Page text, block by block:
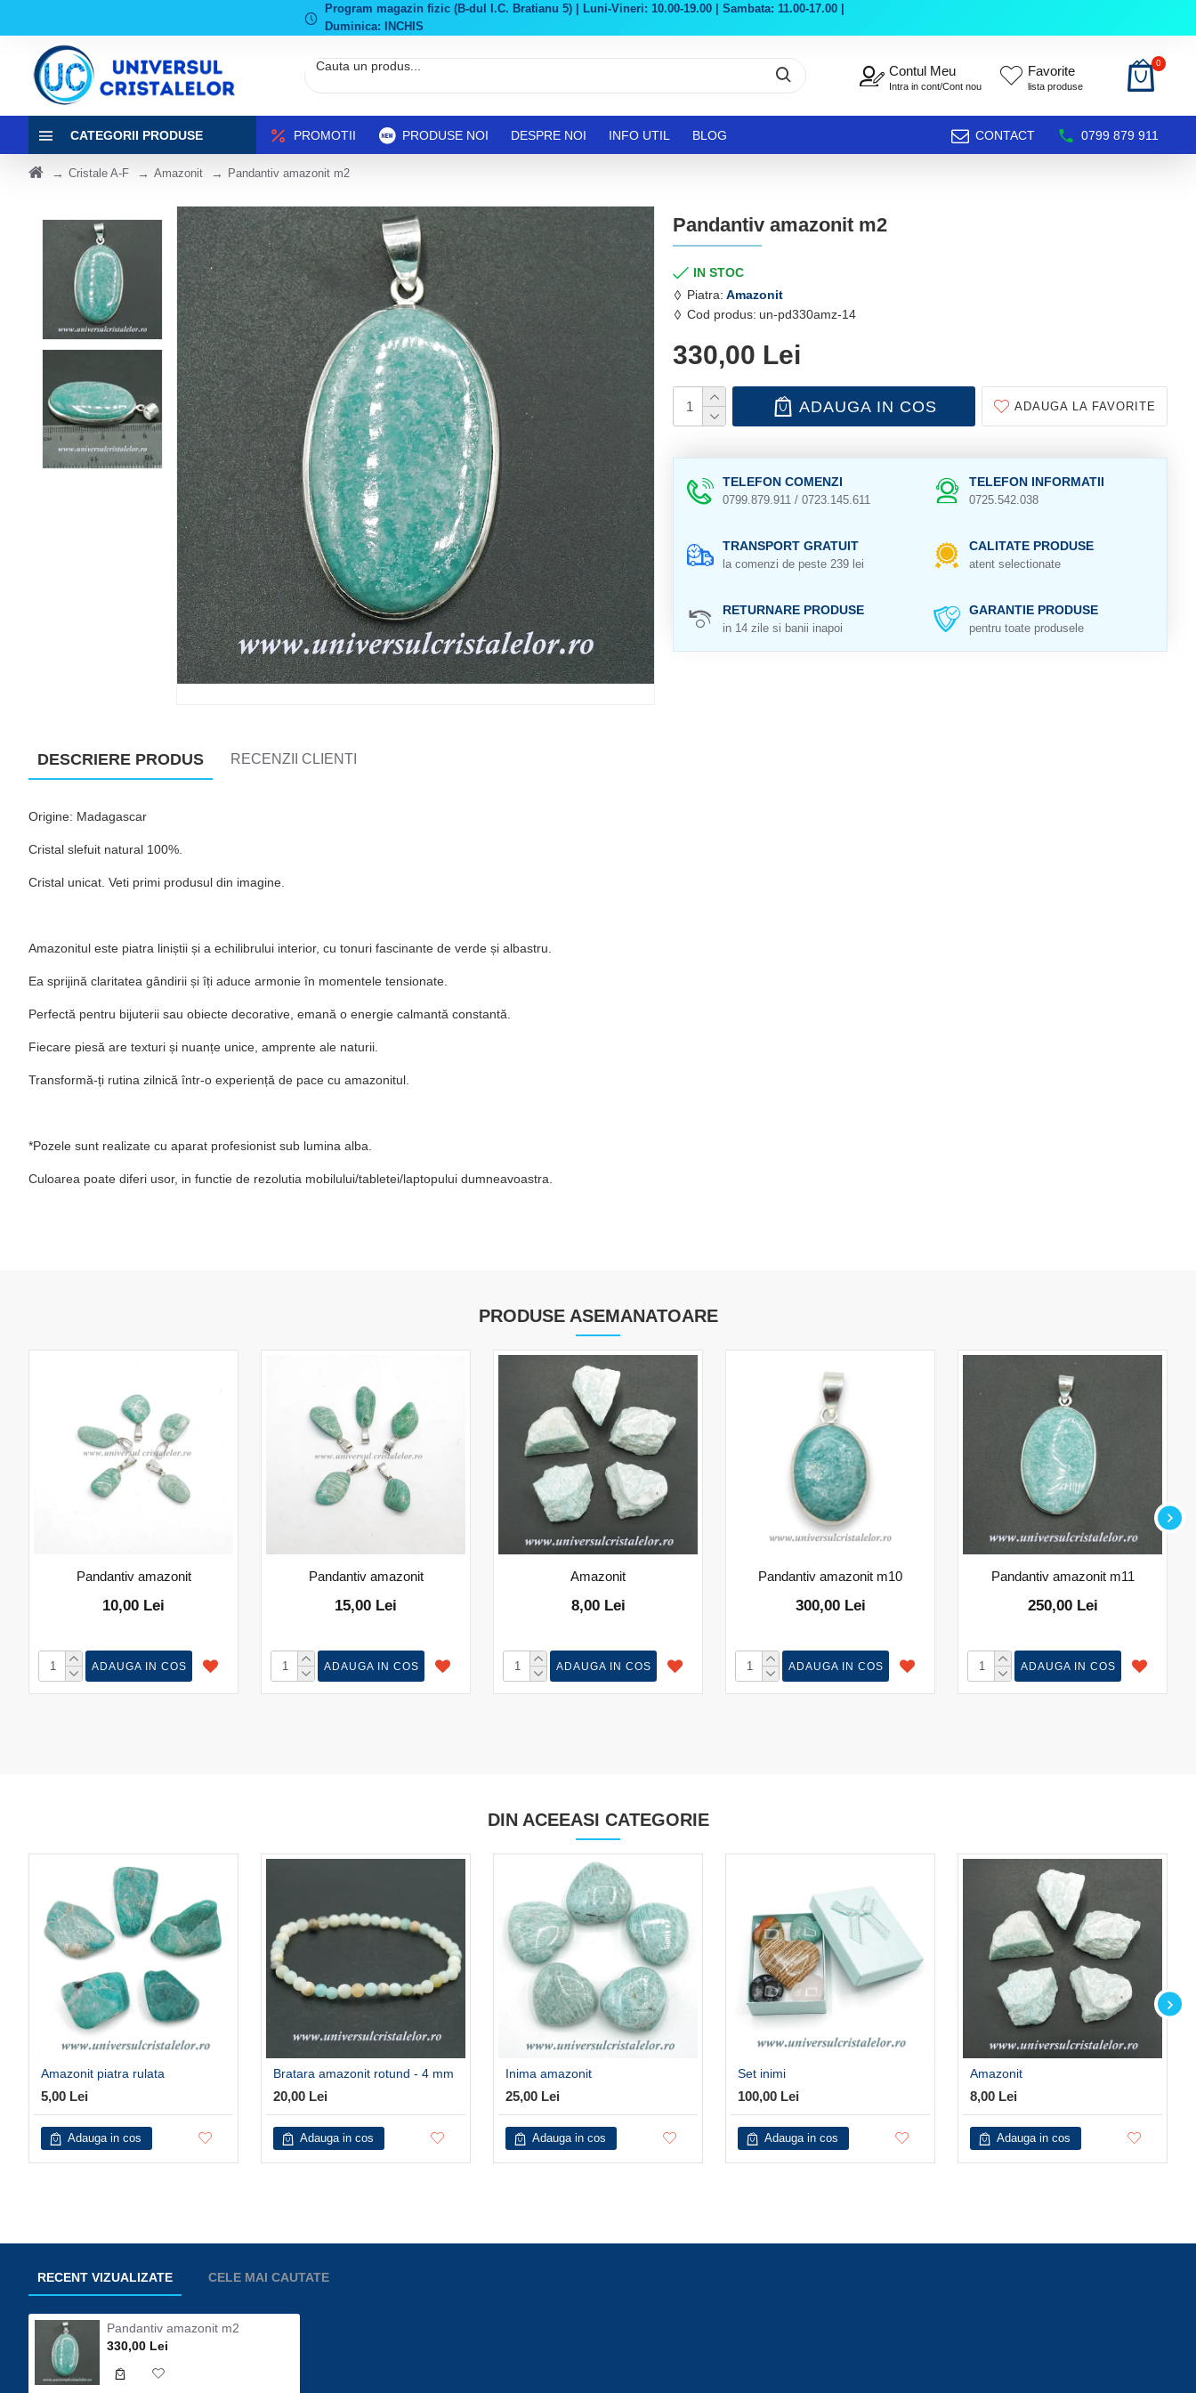
Program magazin fizic (B-dul I.C. Bratianu 5) | Luni-Vineri: 10.00-19.00 | Sambata: 11.00-17.00 |
Duminica: INCHIS
Contul Meu
Intra in cont/Cont nou
Favorite
lista produse
0
CATEGORII PRODUSE PROMOTII PRODUSE NOI DESPRE NOI INFO UTIL BLOG CONTACT 0799 879 911
Cristale A-F Amazonit Pandantiv amazonit m2
Pandantiv amazonit m2
IN STOC
Piatra: Amazonit
Cod produs: un-pd330amz-14
330,00 Lei
ADAUGA IN COS ADAUGA LA FAVORITE
TELEFON COMENZI
0799.879.911 / 0723.145.611
TELEFON INFORMATII
0725.542.038
TRANSPORT GRATUIT
la comenzi de peste 239 lei
CALITATE PRODUSE
atent selectionate
RETURNARE PRODUSE
in 14 zile si banii inapoi
GARANTIE PRODUSE
pentru toate produsele
DESCRIERE PRODUS RECENZII CLIENTI
Origine: Madagascar
Cristal slefuit natural 100%.
Cristal unicat. Veti primi produsul din imagine.
Amazonitul este piatra liniștii și a echilibrului interior, cu tonuri fascinante de verde și albastru.
Ea sprijină claritatea gândirii și îți aduce armonie în momentele tensionate.
Perfectă pentru bijuterii sau obiecte decorative, emană o energie calmantă constantă.
Fiecare piesă are texturi și nuanțe unice, amprente ale naturii.
Transformă-ți rutina zilnică într-o experiență de pace cu amazonitul.
*Pozele sunt realizate cu aparat profesionist sub lumina alba.
Culoarea poate diferi usor, in functie de rezolutia mobilului/tabletei/laptopului dumneavoastra.
PRODUSE ASEMANATOARE
Pandantiv amazonit
10,00 Lei
ADAUGA IN COS
Pandantiv amazonit
15,00 Lei
ADAUGA IN COS
Amazonit
8,00 Lei
ADAUGA IN COS
Pandantiv amazonit m10
300,00 Lei
ADAUGA IN COS
Pandantiv amazonit m11
250,00 Lei
ADAUGA IN COS
DIN ACEEASI CATEGORIE
Amazonit piatra rulata
5,00 Lei
Adauga in cos
Bratara amazonit rotund - 4 mm
20,00 Lei
Adauga in cos
Inima amazonit
25,00 Lei
Adauga in cos
Set inimi
100,00 Lei
Adauga in cos
Amazonit
8,00 Lei
Adauga in cos
RECENT VIZUALIZATE CELE MAI CAUTATE
Pandantiv amazonit m2
330,00 Lei